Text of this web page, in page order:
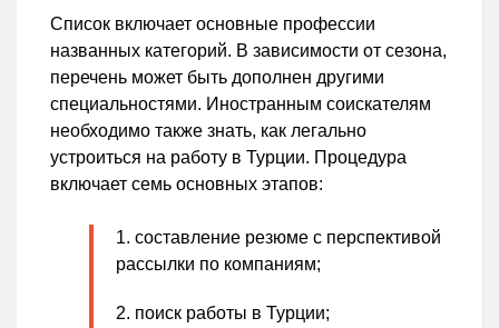
Список включает основные профессии
названных категорий. В зависимости от сезона,
перечень может быть дополнен другими
специальностями. Иностранным соискателям
необходимо также знать, как легально
устроиться на работу в Турции. Процедура
включает семь основных этапов:
составление резюме с перспективой
рассылки по компаниям;
поиск работы в Турции;